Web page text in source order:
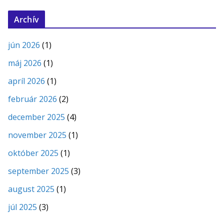
Archív
jún 2026 (1)
máj 2026 (1)
apríl 2026 (1)
február 2026 (2)
december 2025 (4)
november 2025 (1)
október 2025 (1)
september 2025 (3)
august 2025 (1)
júl 2025 (3)